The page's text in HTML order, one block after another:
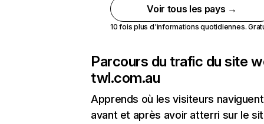
Voir tous les pays →
10 fois plus d'informations quotidiennes.
Parcours du trafic du site
twl.com.au
Apprends où les visiteurs naviguent
avant et après avoir atterri sur le